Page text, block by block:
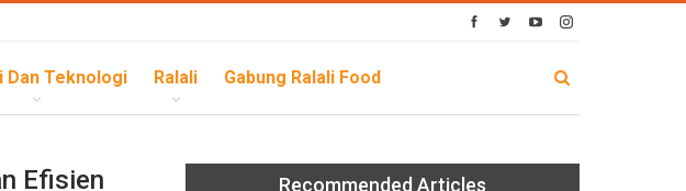
Dan Teknologi Ralali Gabung Ralali Food
Efisien Recommended Articles